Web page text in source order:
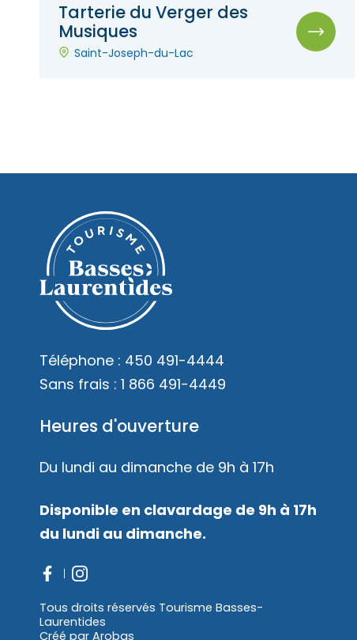
Tarterie du Verger des
Musiques
Saint-Joseph-du-Lac
Téléphone : 450 491-4444
Sans frais : 1 866 491-4449
Heures d'ouverture
Du lundi au dimanche de 9h à 17h
Disponible en clavardage de 9h à 17h
du lundi au dimanche.
Tous droits réservés Tourisme Basses-
Laurentides
Créé par Arobas